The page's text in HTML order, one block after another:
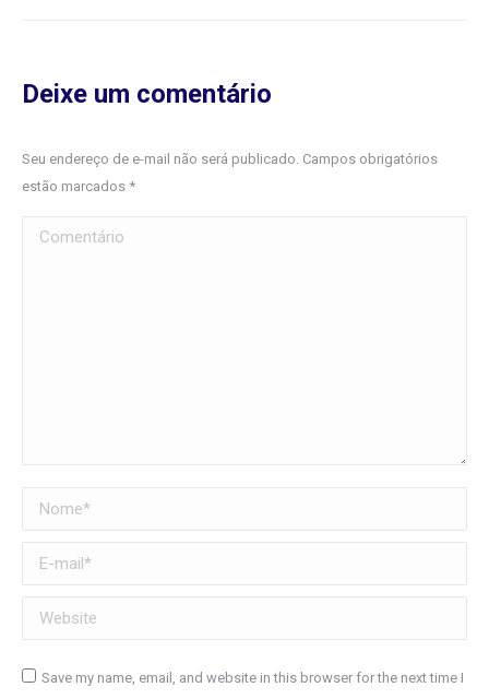
Deixe um comentário
Seu endereço de e-mail não será publicado. Campos obrigatórios
estão marcados *
Comentário
Nome *
E-mail *
Website
Save my name, email, and website in this browser for the next time I